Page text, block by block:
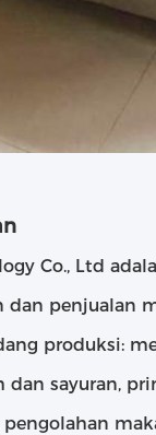
Co., Ltd
dan penjualan
produksi:
dan sayuran,